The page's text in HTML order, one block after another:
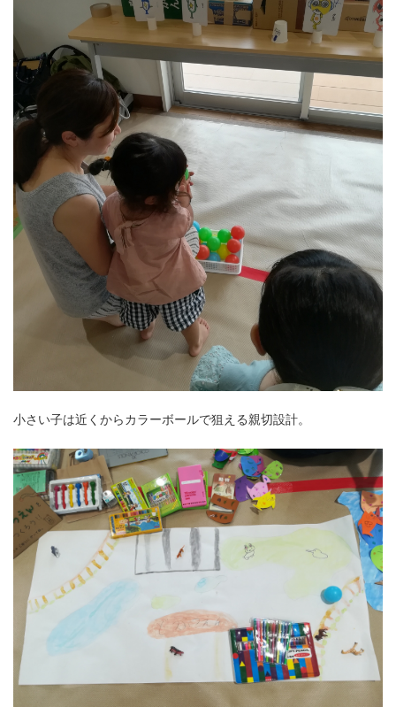
小さい子は近くからカラーボールで狙える親切設計。